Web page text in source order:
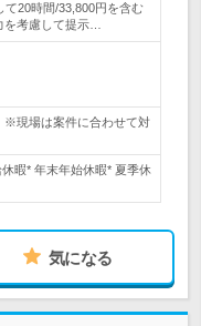
20時間/33,800円を含む
考慮して提示…
※現場は案件に合わせて対
暇* 年末年始休暇* 夏季休
気になる